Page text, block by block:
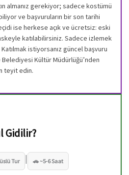
almanız gerekiyor; sadece kostümü
ve başvuruların bir son tarihi
ise herkese açık ve ücretsiz: eski
katılabilirsiniz. Sadece izlemek
istiyorsanız güncel başvuru
Kültür Müdürlüğü’nden
teyit edin.
Gidilir?
Tur | 🚗 ~5-6 Saat